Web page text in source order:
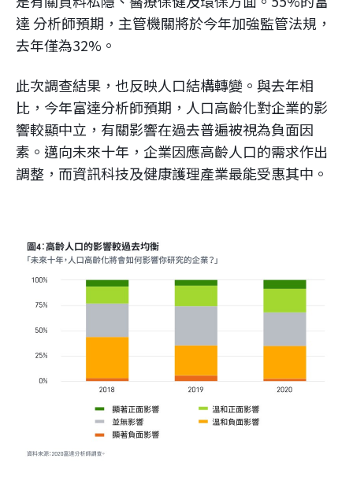
達 分析師預期，主管機關將於今年加強監管法規，
去年僅為32%。
此次調查結果，也反映人口結構轉變。與去年相
比，今年富達分析師預期，人口高齡化對企業的影
響較顯中立，有關影響在過去普遍被視為負面因
素。邁向未來十年，企業因應高齡人口的需求作出
調整，而資訊科技及健康護理產業最能受惠其中。